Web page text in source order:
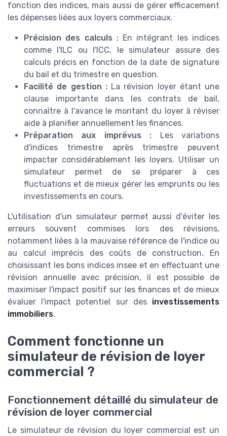
fonction des indices, mais aussi de gérer efficacement
les dépenses liées aux loyers commerciaux.
Précision des calculs :En intégrant les indices
comme l'ILC ou l'ICC, le simulateur assure des
calculs précis en fonction de la date de signature
du bail et du trimestre en question.
Facilité de gestion :La révision loyer étant une
clause importante dans les contrats de bail,
connaître à l'avance le montant du loyer à réviser
aide à planifier annuellement les finances.
Préparation aux imprévus : Les variations
d'indices trimestre après trimestre peuvent
impacter considérablement les loyers. Utiliser un
simulateur permet de se préparer à ces
fluctuations et de mieux gérer les emprunts ou les
investissements en cours.
L'utilisation d'un simulateur permet aussi d'éviter les
erreurs souvent commises lors des révisions,
notamment liées à la mauvaise référence de l'indice ou
au calcul imprécis des coûts de construction. En
choisissant les bons indices insee et en effectuant une
révision annuelle avec précision, il est possible de
maximiser l'impact positif sur les finances et de mieux
évaluer l'impact potentiel sur des investissements
immobiliers.
Comment fonctionne un
simulateur de révision de loyer
commercial ?
Fonctionnement détaillé du simulateur de
révision de loyer commercial
Le simulateur de révision du loyer commercial est un